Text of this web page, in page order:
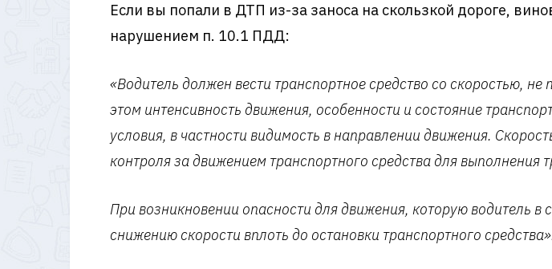
Если вы попали в ДТП из-за заноса на скользкой дороге,
нарушением п. 10.1 ПДД:
«Водитель должен вести транспортное средство со скоростью,
этом интенсивность движения, особенности и состояние
условия, в частности видимость в направлении движения.
контроля за движением транспортного средства для выполнения
При возникновении опасности для движения, которую водитель
снижению скорости вплоть до остановки транспортного